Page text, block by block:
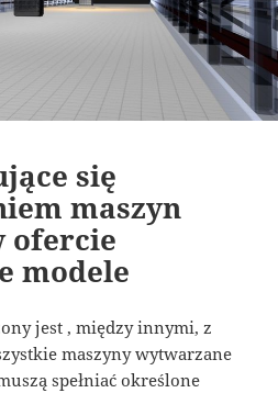
się
maszyn
ofercie
modele
jest , między innymi, z
maszyny wytwarzane
spełniać określone